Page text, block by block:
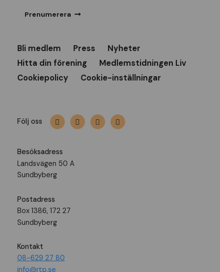
Prenumerera
Bli medlem Press
Nyheter
Hitta din förening
Medlemstidningen Liv
Cookiepolicy
Cookie-inställningar
Följ oss
Besöksadress
Landsvägen 50 A
Sundbyberg
Postadress
Box 1386, 172 27
Sundbyberg
Kontakt
08-629 27 80
info@rtp.se